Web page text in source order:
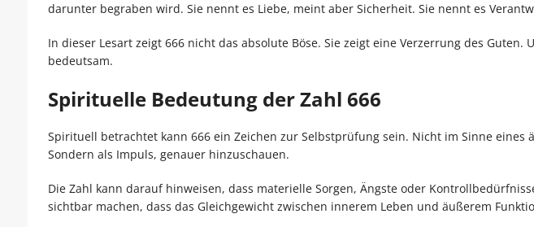
darunter begraben wird. Sie nennt es Liebe, meint aber Sicherheit. Sie nennt es
In dieser Lesart zeigt 666 nicht das absolute Böse. Sie zeigt eine Verzerrung des Guten.
bedeutsam.
Spirituelle Bedeutung der Zahl 666
Spirituell betrachtet kann 666 ein Zeichen zur Selbstprüfung sein. Nicht im Sinne eines
Sondern als Impuls, genauer hinzuschauen.
Die Zahl kann darauf hinweisen, dass materielle Sorgen, Ängste oder
sichtbar machen, dass das Gleichgewicht zwischen innerem Leben und äußerem